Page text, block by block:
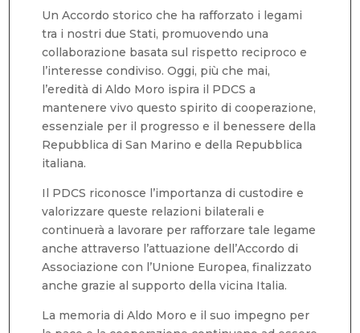
Un Accordo storico che ha rafforzato i legami
tra i nostri due Stati, promuovendo una
collaborazione basata sul rispetto reciproco e
l’interesse condiviso. Oggi, più che mai,
l’eredità di Aldo Moro ispira il PDCS a
mantenere vivo questo spirito di cooperazione,
essenziale per il progresso e il benessere della
Repubblica di San Marino e della Repubblica
italiana.
Il PDCS riconosce l’importanza di custodire e
valorizzare queste relazioni bilaterali e
continuerà a lavorare per rafforzare tale legame
anche attraverso l’attuazione dell’Accordo di
Associazione con l’Unione Europea, finalizzato
anche grazie al supporto della vicina Italia.
La memoria di Aldo Moro e il suo impegno per